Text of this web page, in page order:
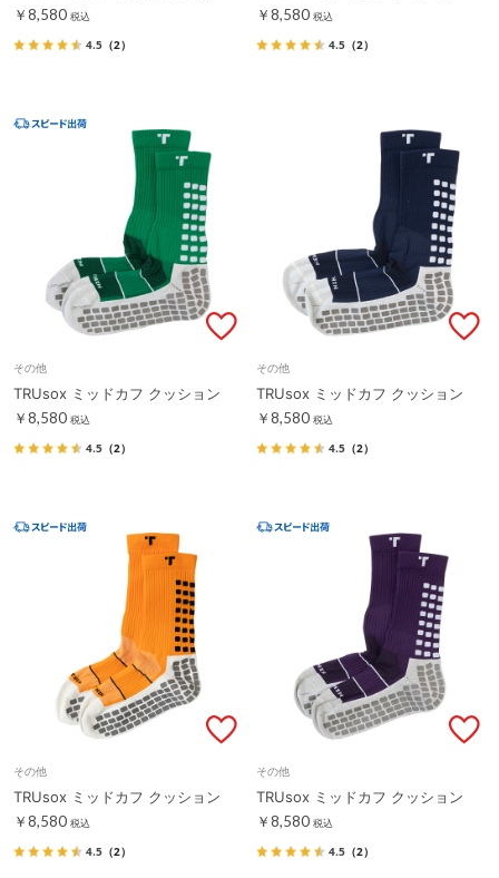
￥8,580 税込
4.5 （2）
￥8,580 税込
4.5 （2）
その他
TRUsox ミッドカフ クッション
￥8,580 税込
4.5 （2）
その他
TRUsox ミッドカフ クッション
￥8,580 税込
4.5 （2）
その他
TRUsox ミッドカフ クッション
￥8,580 税込
4.5 （2）
その他
TRUsox ミッドカフ クッション
￥8,580 税込
4.5 （2）